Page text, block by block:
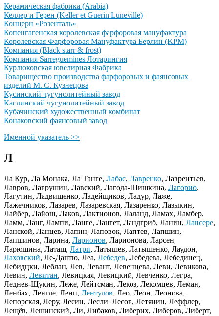
Керамическая фабрика (Arabia)
Келлер и Герен (Keller et Guerin Luneville)
Концерн «Розенталь»
Копенгагенская королевская фарфоровая мануфактура
Королевская Фарфоровая Мануфактура Берлин (KPM)
Компания (Black starr & frost)
Компания Sarreguemines Лотарингия
Курлюковская ювелирная Фабрика
Товарищество производства фарфоровых и фаянсовых
изделий М. С. Кузнецова
Кусинский чугунолитейный завод
Каслинский чугунолитейный завод
Кубачинский художественный комбинат
Конаковский фаянсовый завод
Именной указатель >>
Л
Ла Кур, Ла Монака, Ла Танге, Лабас, Лавренко, Лаврентьев,
Лавров, Лаврушин, Лавский, Лагода-Шишкина, Лагорио,
Лагутин, Ладвищенко, Ладейщиков, Ладур, Лаже,
Лажечников, Лазарев, Лазаревская, Лазаренко, Лазыкин,
Лайбер, Лайош, Лаков, Лактионов, Лаланд, Ламах, Ламбер,
Ламм, Ланг, Лампи, Ланге, Лангет, Ландгриб, Ланин, Лансере,
Ланской, Ланцев, Лапин, Лаповок, Лаптев, Лапшин,
Лапшинов, Ларина, Ларионов, Ларионова, Ларсен,
Ларюшина, Латаш, Латри, Латышев, Латышенко, Лаудон,
Лаховский, Ле-Дантю, Леа, Лебедев, Лебедева, Лебединец,
Лебидцки, Леблан, Лев, Левант, Левенцева, Леви, Левикова,
Левин, Левитан, Левицкая, Левицкий, Левченко, Легра,
Леднев-Щукин, Леже, Лейтсман, Лекоз, Лекомцев, Леман,
Ленбах, Ленгле, Ленп, Лентулов, Лео, Леон, Леонова,
Лепорская, Леру, Лесин, Лесли, Лесов, Летянин, Леффлер,
Лещёв, Лещинский, Ли, Либаков, Либерих, Либеров, Либерт,